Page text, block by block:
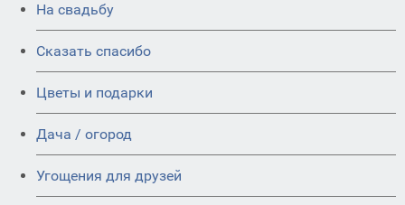
На свадьбу
Сказать спасибо
Цветы и подарки
Дача / огород
Угощения для друзей